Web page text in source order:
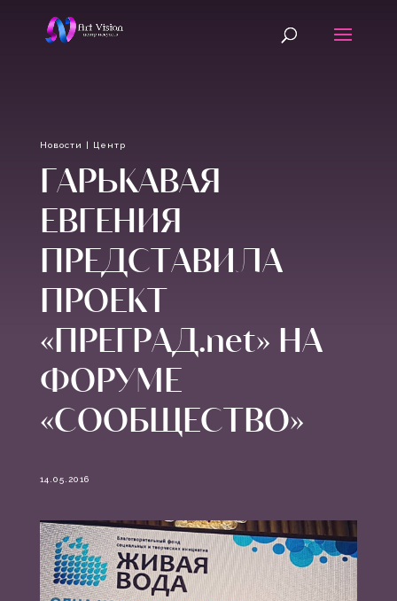
Новости | Центр
ГАРЬКАВАЯ
ЕВГЕНИЯ
ПРЕДСТАВИЛА
ПРОЕКТ
«ПРЕГРАД.net» НА
ФОРУМЕ
«СООБЩЕСТВО»
14.05.2016